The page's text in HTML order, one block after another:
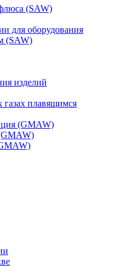
(SAW)
для оборудования
(SAW)
изделий
газах плавящимся
(GMAW)